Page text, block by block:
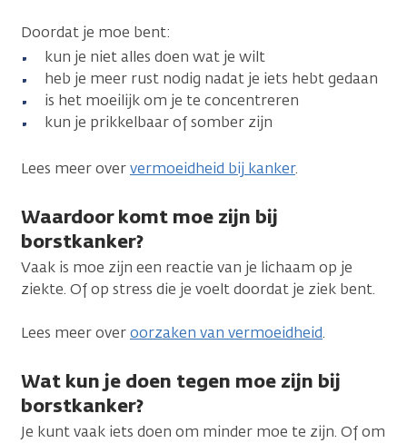
Doordat je moe bent:
kun je niet alles doen wat je wilt
heb je meer rust nodig nadat je iets hebt gedaan
is het moeilijk om je te concentreren
kun je prikkelbaar of somber zijn
Lees meer oververmoeidheid bij kanker.
Waardoor komt moe zijn bij
borstkanker?
Vaak is moe zijn een reactie van je lichaam op je
ziekte. Of op stress die je voelt doordat je ziek bent.
Lees meer overoorzaken van vermoeidheid.
Wat kun je doen tegen moe zijn bij
borstkanker?
Je kunt vaak iets doen om minder moe te zijn. Of om